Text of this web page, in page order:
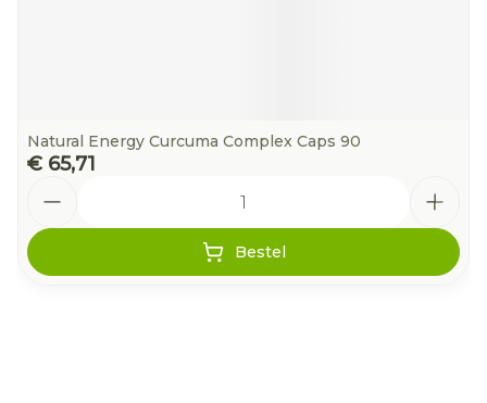
Natural Energy Curcuma Complex Caps 90
€ 65,71
Bestel